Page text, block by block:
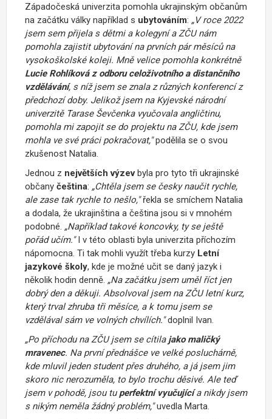
Západočeská univerzita pomohla ukrajinským občanům
na začátku války například s ubytováním: „V roce 2022
jsem sem přijela s dětmi a kolegyní a ZČU nám
pomohla zajistit ubytování na prvních pár měsíců na
vysokoškolské koleji. Mně velice pomohla konkrétně
Lucie Rohlíková z odboru celoživotního a distančního
vzdělávání, s níž jsem se znala z různých konferencí z
předchozí doby. Jelikož jsem na Kyjevské národní
univerzitě Tarase Ševčenkavyučovala angličtinu,
pomohla mi zapojit se do projektu na ZČU, kde jsem
mohla ve své práci pokračovat,"podělila se o svou
zkušenost Natalia.
Jednou z největších výzevbyla pro tyto tři ukrajinské
občany čeština: „Chtěla jsem se česky naučit rychle,
ale zase tak rychle to nešlo,"řekla se smíchem Natalia
a dodala, že ukrajinština a čeština jsou si v mnohém
podobné. „Například takové koncovky, ty se ještě
pořád učím."I v této oblasti byla univerzita příchozím
nápomocna. Ti tak mohli využít třeba kurzy Letní
jazykové školy, kde je možné učit se daný jazyk i
několik hodin denně. „Na začátku jsem uměl říct jen
dobrý den a děkuji. Absolvoval jsem na ZČU letní kurz,
který trval zhruba tři měsíce, a k tomu jsem se
vzdělával sám ve volných chvílích."doplnil Ivan.
„Po příchodu na ZČU jsem se cítila jako maličký
mravenec. Na první přednášce ve velké posluchárně,
kde mluvil jeden student přes druhého, a já jsem jim
skoro nic nerozuměla, to bylo trochu děsivé. Ale teď
jsem v pohodě, jsou tu perfektní vyučujícía nikdy jsem
s nikým neměla žádný problém,"uvedla Marta.